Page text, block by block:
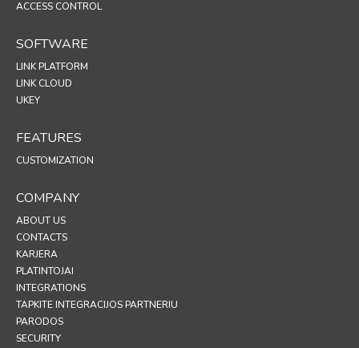
ACCESS CONTROL
SOFTWARE
LINK PLATFORM
LINK CLOUD
UKEY
FEATURES
CUSTOMIZATION
COMPANY
ABOUT US
CONTACTS
KARJERA
PLATINTOJAI
INTEGRATIONS
TAPKITE INTEGRACIJOS PARTNERIU
PARODOS
SECURITY